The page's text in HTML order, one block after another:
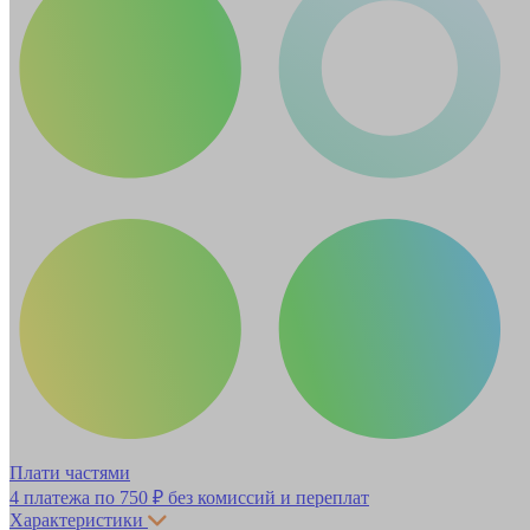
Плати частями
4 платежа по 750 ₽ без комиссий и переплат
Характеристики